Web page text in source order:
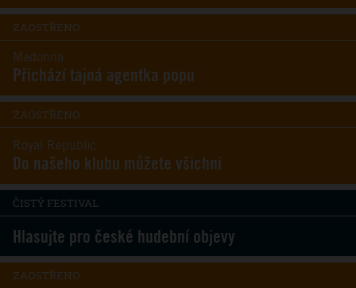
ZAOSTŘENO
Madonna
Přichází tajná agentka popu
ZAOSTŘENO
Royal Republic
Do našeho klubu můžete všichni
ČISTÝ FESTIVAL
Hlasujte pro české hudební objevy
ZAOSTŘENO